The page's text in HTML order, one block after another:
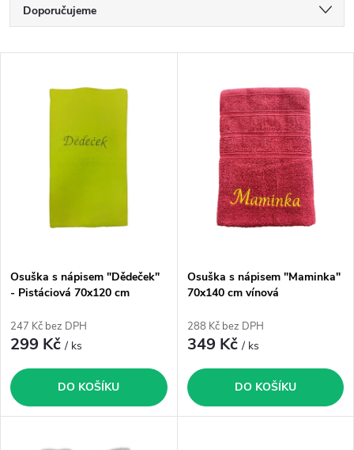
Ř
a
r
o
d
u
Doporučujeme
Nejprodávanější
Abecedně
p
r
o
d
u
Osuška s nápisem "Dědeček"
- Pistáciová 70x120 cm
247 Kč bez DPH
299 Kč/ ks
DO KOŠÍKU
Osuška s nápisem "Maminka"
70x140 cm vínová
288 Kč bez DPH
349 Kč/ ks
DO KOŠÍKU